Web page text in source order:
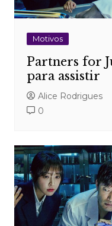
Motivos
Partners for
para assistir
Alice Rodrigues
0